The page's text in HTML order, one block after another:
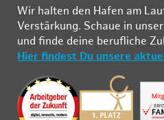
Wir hal­ten den Ha­fen am
Ver­stär­kung. Schau­e in
und fin­de deine be­ruf­li­che
Hier findest Du unsere